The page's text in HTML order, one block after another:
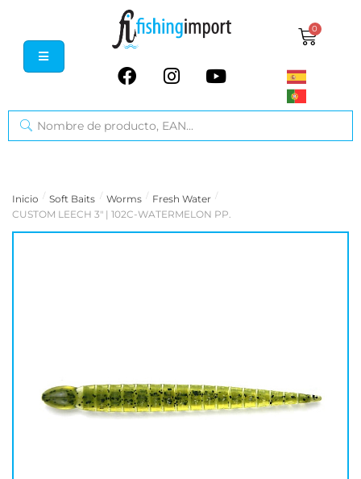
0
Inicio / Soft Baits / Worms / Fresh Water /
CUSTOM LEECH 3" | 102C-WATERMELON PP.